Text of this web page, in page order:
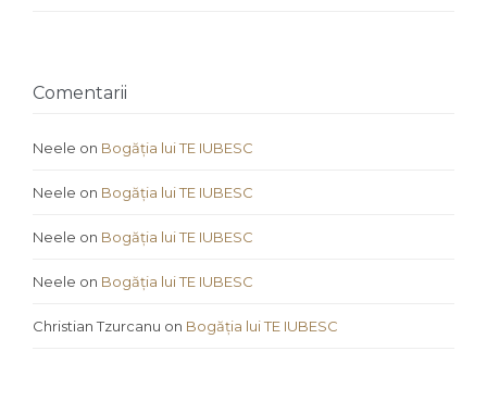
Comentarii
Neele on Bogăția lui TE IUBESC
Neele on Bogăția lui TE IUBESC
Neele on Bogăția lui TE IUBESC
Neele on Bogăția lui TE IUBESC
Christian Tzurcanu on Bogăția lui TE IUBESC